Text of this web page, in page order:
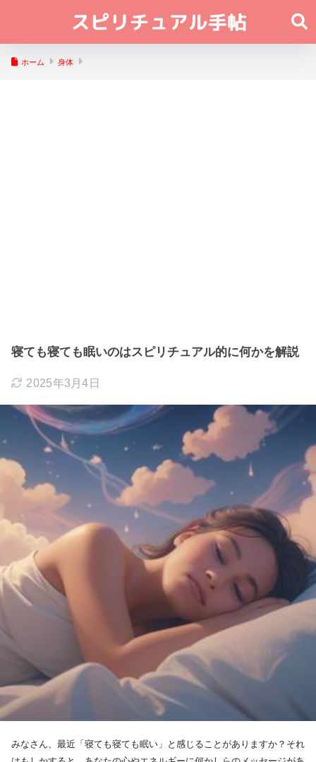
ホーム 身体
寝ても寝ても眠いのはスピリチュアル的に何かを解説
2025年3月4日
みなさん、最近「寝ても寝ても眠い」と感じることがありますか？それ